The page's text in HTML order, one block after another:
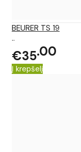
BEURER TS 19
..
€3500
Į krepšelį